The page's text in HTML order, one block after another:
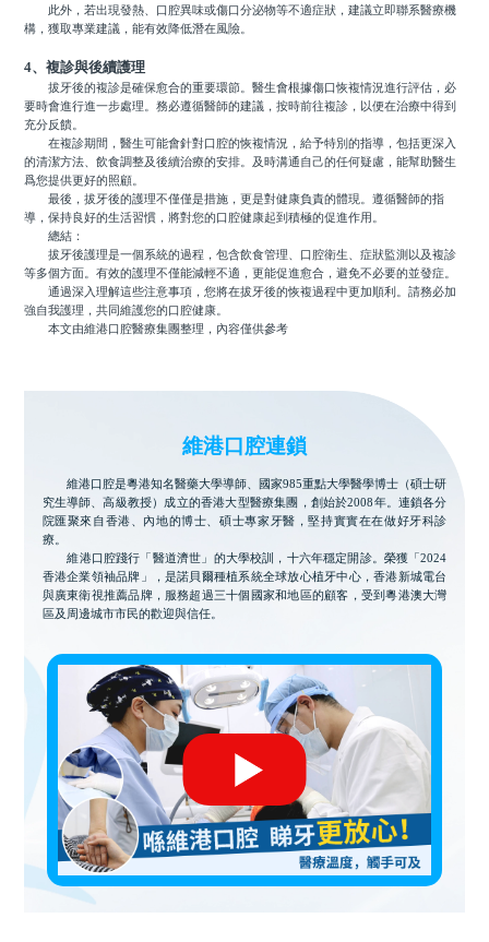
此外，若出現發熱、口腔異味或傷口分泌物等不適症狀，建議立即聯系醫療機
構，獲取專業建議，能有效降低潛在風險。
4、複診與後續護理
拔牙後的複診是確保愈合的重要環節。醫生會根據傷口恢複情況進行評估，必
要時會進行進一步處理。務必遵循醫師的建議，按時前往複診，以便在治療中得到
充分反饋。
在複診期間，醫生可能會針對口腔的恢複情況，給予特別的指導，包括更深入
的清潔方法、飲食調整及後續治療的安排。及時溝通自己的任何疑慮，能幫助醫生
爲您提供更好的照顧。
最後，拔牙後的護理不僅僅是措施，更是對健康負責的體現。遵循醫師的指
導，保持良好的生活習慣，將對您的口腔健康起到積極的促進作用。
總結：
拔牙後護理是一個系統的過程，包含飲食管理、口腔衛生、症狀監測以及複診
等多個方面。有效的護理不僅能減輕不適，更能促進愈合，避免不必要的並發症。
通過深入理解這些注意事項，您將在拔牙後的恢複過程中更加順利。請務必加
強自我護理，共同維護您的口腔健康。
本文由維港口腔醫療集團整理，內容僅供參考
維港口腔連鎖
維港口腔是粵港知名醫藥大學導師、國家985重點大學醫學博士（碩士研
究生導師、高級教授）成立的香港大型醫療集團，創始於2008年。連鎖各分
院匯聚來自香港、內地的博士、碩士專家牙醫，堅持實實在在做好牙科診
療。
維港口腔踐行「醫道濟世」的大學校訓，十六年穩定開診。榮獲「2024
香港企業領袖品牌」，是諾貝爾種植系統全球放心植牙中心，香港新城電台
與廣東衛視推薦品牌，服務超過三十個國家和地區的顧客，受到粵港澳大灣
區及周邊城市市民的歡迎與信任。